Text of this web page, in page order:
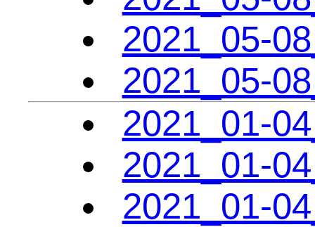
2021_05-
2021_05-
2021_01-
2021_01-
2021_01-